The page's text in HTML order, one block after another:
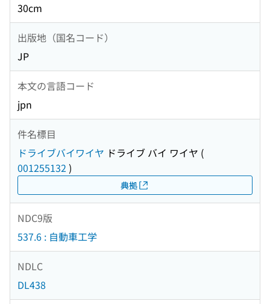
30cm
出版地（国名コード）
JP
本文の言語コード
jpn
件名標目
ドライブバイワイヤ ドライブ バイ ワイヤ (
001255132 )
典拠
NDC9版
537.6 : 自動車工学
NDLC
DL438